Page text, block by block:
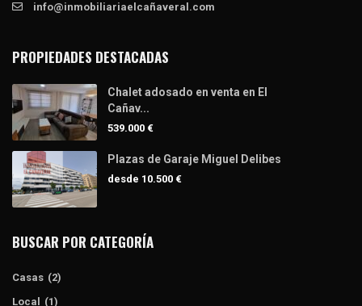
info@inmobiliariaelcañaveral.com
PROPIEDADES DESTACADAS
Chalet adosado en venta en El
Cañav...
539.000 €
Plazas de Garaje Miguel Delibes
desde 10.500 €
BUSCAR POR CATEGORÍA
Casas (2)
Local
(1)